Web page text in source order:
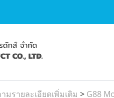
มรายละเอียดเพิ่มเติม > G88